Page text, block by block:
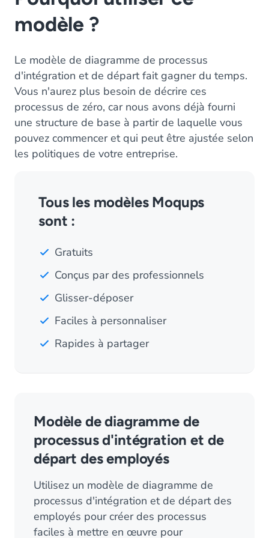
modèle ?
Le modèle de diagramme de processus
d'intégration et de départ fait gagner du temps.
Vous n'aurez plus besoin de décrire ces
processus de zéro, car nous avons déjà fourni
une structure de base à partir de laquelle vous
pouvez commencer et qui peut être ajustée selon
les politiques de votre entreprise.
Tous les modèles Moqups
sont :
Gratuits
Conçus par des professionnels
Glisser-déposer
Faciles à personnaliser
Rapides à partager
Modèle de diagramme de
processus d'intégration et de
départ des employés
Utilisez un modèle de diagramme de
processus d'intégration et de départ des
employés pour créer des processus
faciles à mettre en œuvre pour